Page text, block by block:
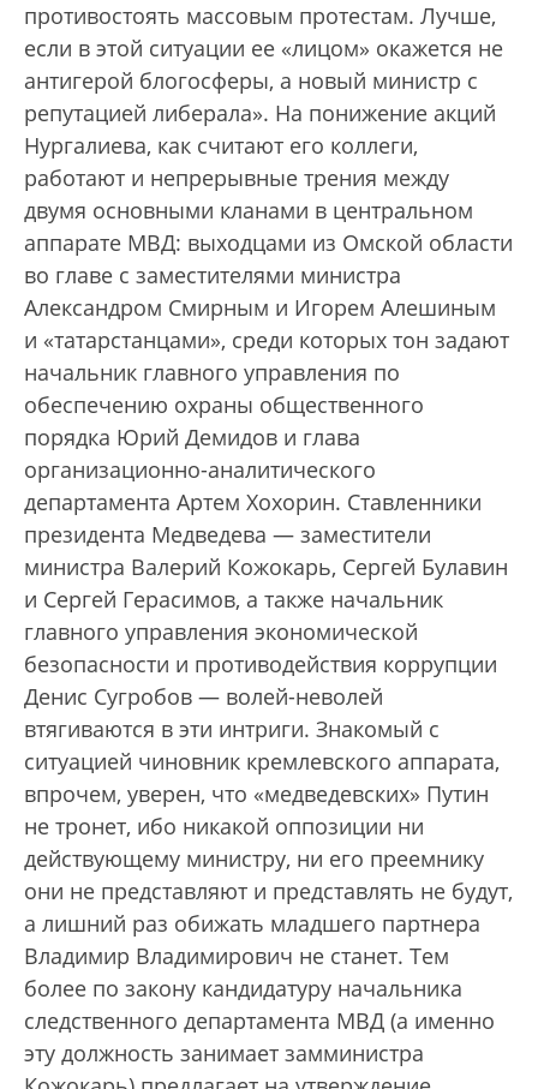
противостоять массовым протестам. Лучше,
если в этой ситуации ее «лицом» окажется не
антигерой блогосферы, а новый министр с
репутацией либерала». На понижение акций
Нургалиева, как считают его коллеги,
работают и непрерывные трения между
двумя основными кланами в центральном
аппарате МВД: выходцами из Омской области
во главе с заместителями министра
Александром Смирным и Игорем Алешиным
и «татарстанцами», среди которых тон задают
начальник главного управления по
обеспечению охраны общественного
порядка Юрий Демидов и глава
организационно-аналитического
департамента Артем Хохорин. Ставленники
президента Медведева — заместители
министра Валерий Кожокарь, Сергей Булавин
и Сергей Герасимов, а также начальник
главного управления экономической
безопасности и противодействия коррупции
Денис Сугробов — волей-неволей
втягиваются в эти интриги. Знакомый с
ситуацией чиновник кремлевского аппарата,
впрочем, уверен, что «медведевских» Путин
не тронет, ибо никакой оппозиции ни
действующему министру, ни его преемнику
они не представляют и представлять не будут,
а лишний раз обижать младшего партнера
Владимир Владимирович не станет. Тем
более по закону кандидатуру начальника
следственного департамента МВД (а именно
эту должность занимает замминистра